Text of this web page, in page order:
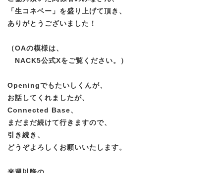
「生コネベー」を盛り上げて頂き、
ありがとうございました！
（OAの模様は、
NACK5公式Xをご覧ください。）
Openingでもたいしくんが、
お話してくれましたが、
Connected Base、
まだまだ続けて行きますので、
引き続き、
どうぞよろしくお願いいたします。